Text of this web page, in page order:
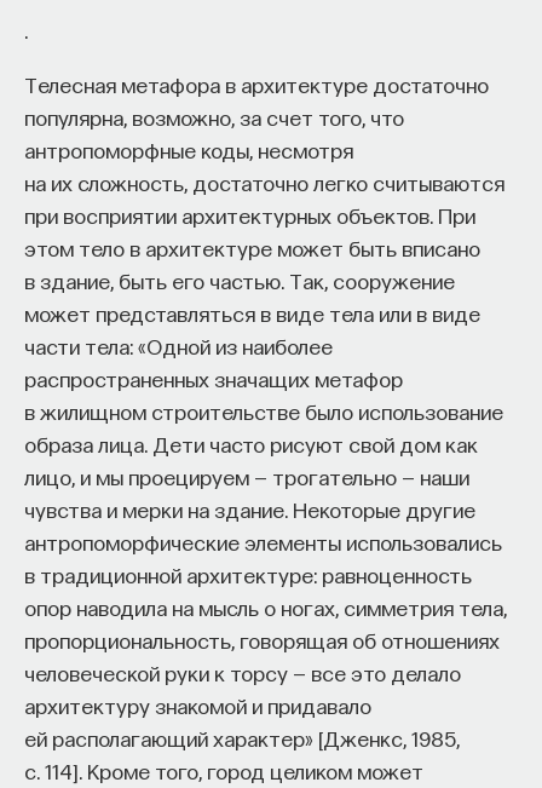
Телесная метафора в архитектуре достаточно
популярна, возможно, за счет того, что
антропоморфные коды, несмотря
на их сложность, достаточно легко считываются
при восприятии архитектурных объектов. При
этом тело в архитектуре может быть вписано
в здание, быть его частью. Так, сооружение
может представляться в виде тела или в виде
части тела: «Одной из наиболее
распространенных значащих метафор
в жилищном строительстве было использование
образа лица. Дети часто рисуют свой дом как
лицо, и мы проецируем — трогательно — наши
чувства и мерки на здание. Некоторые другие
антропоморфические элементы использовались
в традиционной архитектуре: равноценность
опор наводила на мысль о ногах, симметрия тела,
пропорциональность, говорящая об отношениях
человеческой руки к торсу — все это делало
архитектуру знакомой и придавало
ей располагающий характер» [Дженкс, 1985,
с. 114]. Кроме того, город целиком может